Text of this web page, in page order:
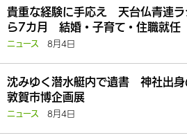
貴重な経験に手応え 天台仏青連
ら7カ月 結婚・子育て・住職就任
ニュース 8月4日
沈みゆく潜水艇内で遺書 神社出
敦賀市博企画展
ニュース 8月4日